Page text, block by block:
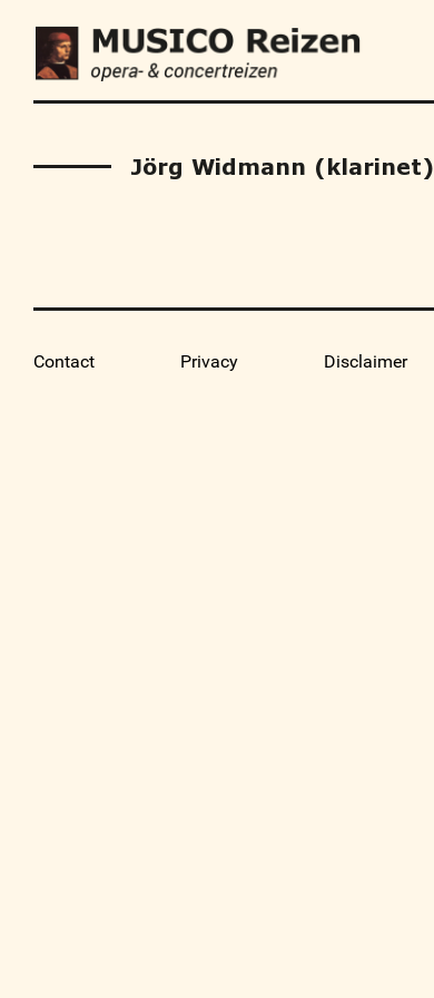
Jörg Widmann (klarinet)
Contact Privacy Disclaimer